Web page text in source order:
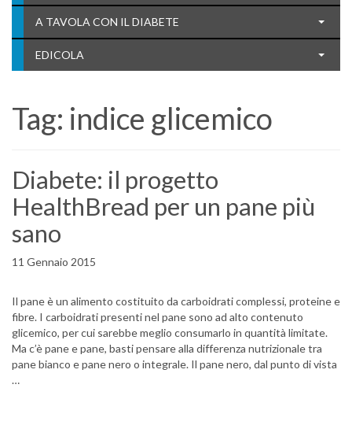
A TAVOLA CON IL DIABETE
EDICOLA
Tag: indice glicemico
Diabete: il progetto
HealthBread per un pane più
sano
11 Gennaio 2015
Il pane è un alimento costituito da carboidrati complessi, proteine e
fibre. I carboidrati presenti nel pane sono ad alto contenuto
glicemico, per cui sarebbe meglio consumarlo in quantità limitate.
Ma c’è pane e pane, basti pensare alla differenza nutrizionale tra
pane bianco e pane nero o integrale. Il pane nero, dal punto di vista
…